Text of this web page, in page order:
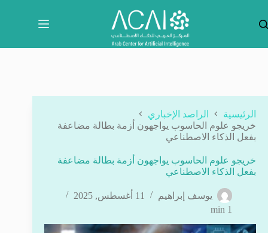
المحتوى
الرئيسية
الراصد الإخباري
خريجو علوم الحاسوب يواجهون أزمة بطالة مضاعفة
بفعل الذكاء الاصطناعي
خريجو علوم الحاسوب يواجهون أزمة بطالة مضاعفة
بفعل الذكاء الاصطناعي
يوسف إبراهيم
11 أغسطس, 2025
1 min